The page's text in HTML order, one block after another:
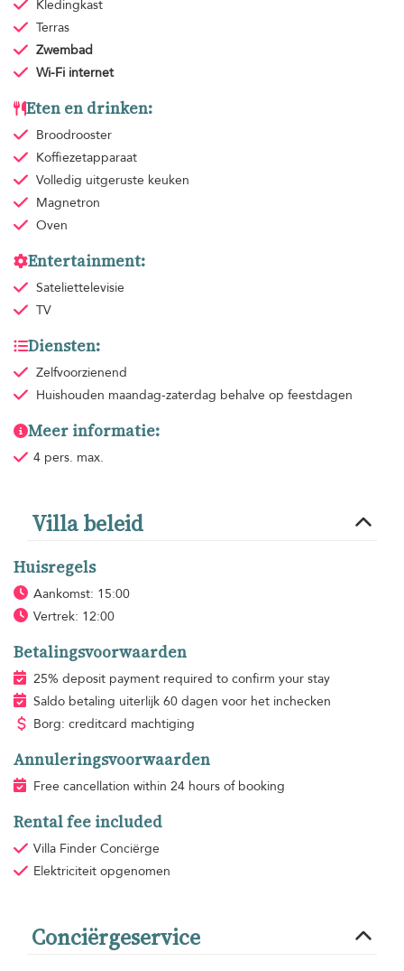
Kledingkast
Terras
Zwembad
Wi-Fi internet
Eten en drinken:
Broodrooster
Koffiezetapparaat
Volledig uitgeruste keuken
Magnetron
Oven
Entertainment:
Sateliettelevisie
TV
Diensten:
Zelfvoorzienend
Huishouden maandag-zaterdag behalve op feestdagen
Meer informatie:
4 pers. max.
Villa beleid
Huisregels
Aankomst: 15:00
Vertrek: 12:00
Betalingsvoorwaarden
25% deposit payment required to confirm your stay
Saldo betaling uiterlijk 60 dagen voor het inchecken
Borg: creditcard machtiging
Annuleringsvoorwaarden
Free cancellation within 24 hours of booking
Rental fee included
Villa Finder Conciërge
Elektriciteit opgenomen
Conciërgeservice